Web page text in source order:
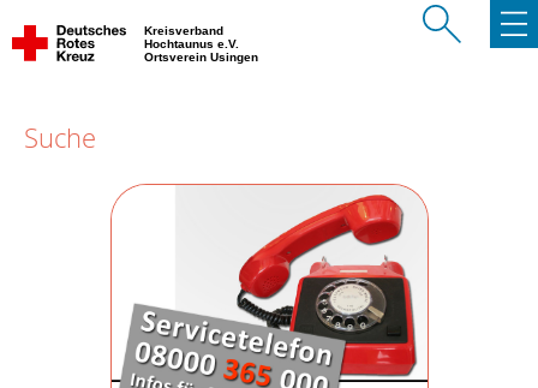
Kreisverband
Hochtaunus e.V.
Ortsverein Usingen
Suche